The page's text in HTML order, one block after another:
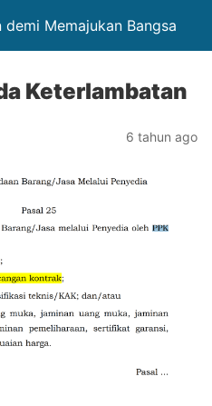
Memajukan Bangsa
Keterlambatan
6 tahun ago